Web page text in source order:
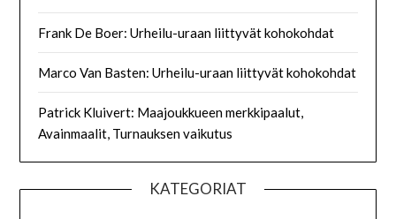
Frank De Boer: Urheilu-uraan liittyvät kohokohdat
Marco Van Basten: Urheilu-uraan liittyvät kohokohdat
Patrick Kluivert: Maajoukkueen merkkipaalut,
Avainmaalit, Turnauksen vaikutus
KATEGORIAT